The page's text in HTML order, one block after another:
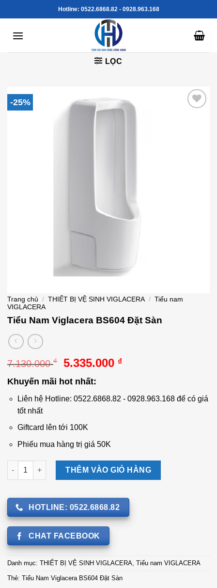
to
Hotline: 0522.6868.82 - 0928.963.168
LỌC
-25%
Trang chủ / THIẾT BỊ VỆ SINH VIGLACERA / Tiểu nam
VIGLACERA
Tiểu Nam Viglacera BS604 Đặt Sàn
7.130.000₫
Giá
là:
7.130.000 ₫.
5.335.000 ₫Giá
là:
Khuyến mãi hot nhất:
Liên hệ Hotline: 0522.6868.82 - 0928.963.168 để có giá
tốt nhất
Giftcard lên tới 100K
Phiếu mua hàng trị giá 50K
Tiểu Nam Viglacera BS604 Đặt Sàn số lượng
THÊM VÀO GIỎ HÀNG
HOTLINE: 0522.6868.82
CHAT FACEBOOK
Danh mục: THIẾT BỊ VỆ SINH VIGLACERA Tiểu nam VIGLACERA
Thẻ: Tiểu Nam Viglacera BS604 Đặt Sàn